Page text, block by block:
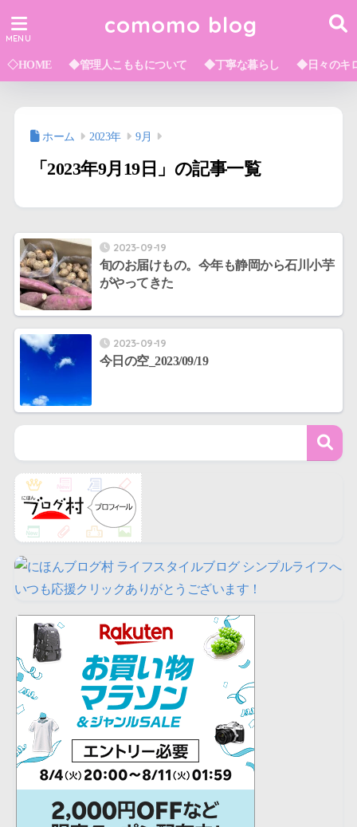
comomo blog
◇HOME ◆管理人こももについて ◆丁寧な暮らし ◆日々のキ
ホーム 2023年 9月
「2023年9月19日」の記事一覧
2023-09-19
旬のお届けもの。今年も静岡から石川小芋
がやってきた
2023-09-19
今日の空_2023/09/19
いつも応援クリックありがとうございます！